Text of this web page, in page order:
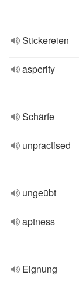
Stickereien
asperity
Schärfe
unpractised
ungeübt
aptness
Eignung